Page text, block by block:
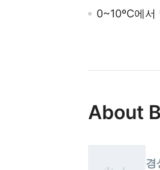
0~10ºC에서
About
경